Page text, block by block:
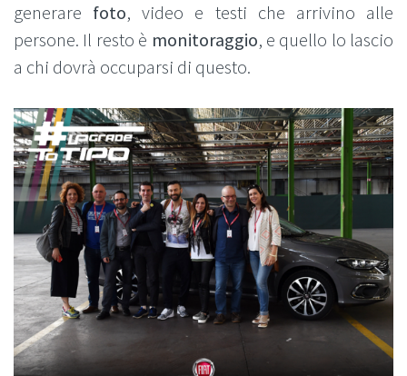
generare foto, video e testi che arrivino alle
persone. Il resto è monitoraggio, e quello lo lascio
a chi dovrà occuparsi di questo.